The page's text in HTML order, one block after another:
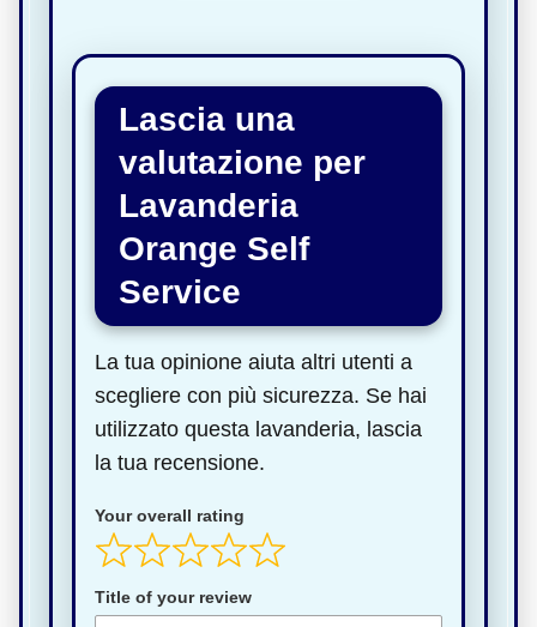
Lascia una
valutazione per
Lavanderia
Orange Self
Service
La tua opinione aiuta altri utenti a
scegliere con più sicurezza. Se hai
utilizzato questa lavanderia, lascia
la tua recensione.
Your overall rating
Title of your review